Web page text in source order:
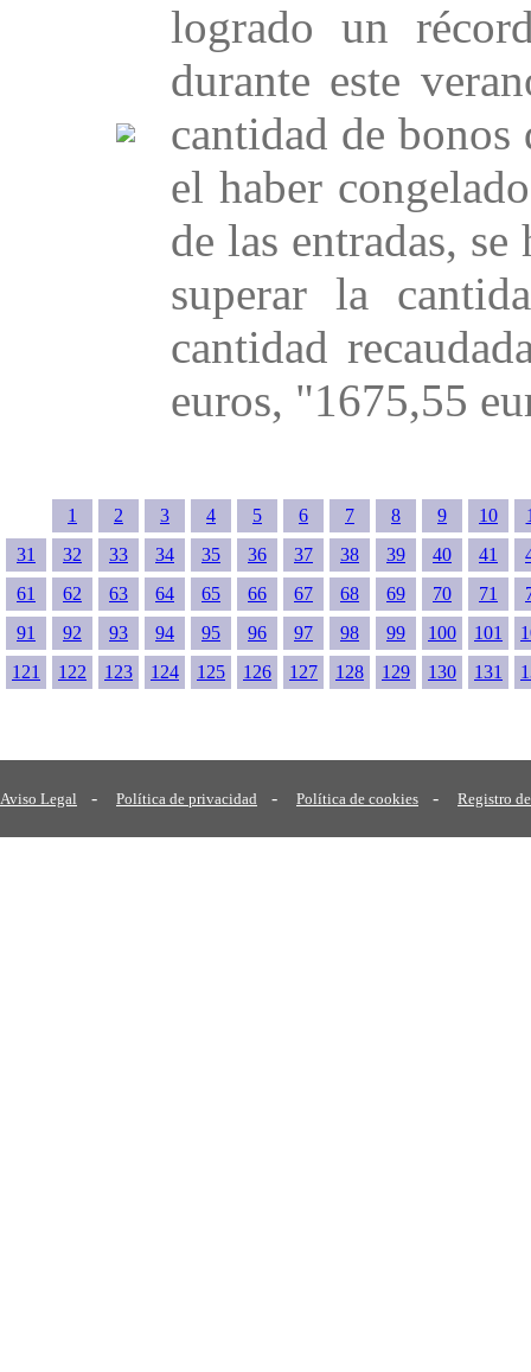
logrado un
durante este
cantidad de bonos
el haber
de las entradas,
superar la
cantidad
euros, "1675,55
1 2 3 4 5 6 7 8 9 10
31
32 33 34 35 36 37 38 39 40 41
61
62 63 64 65 66 67 68 69 70 71
91
92 93 94 95 96 97 98 99 100 101
121
122 123 124 125 126 127 128 129 130 131
Aviso Legal - Política de privacidad - Política de cookies - Registro